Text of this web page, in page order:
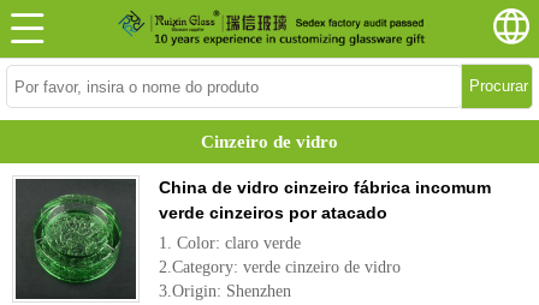
Procurar
Cinzeiro de vidro
China de vidro cinzeiro fábrica incomum
verde cinzeiros por atacado
1. Color: claro verde
2.Category: verde cinzeiro de vidro
3.Origin: Shenzhen